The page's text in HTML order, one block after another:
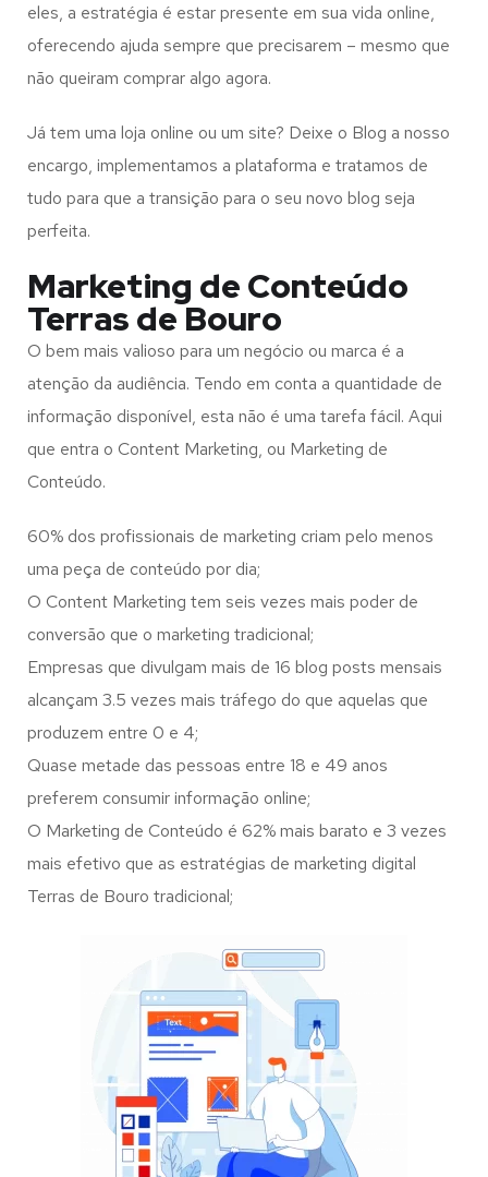
eles, a estratégia é estar presente em sua vida online,
oferecendo ajuda sempre que precisarem – mesmo que
não queiram comprar algo agora.
Já tem uma loja online ou um site? Deixe o Blog a nosso
encargo, implementamos a plataforma e tratamos de
tudo para que a transição para o seu novo blog seja
perfeita.
Marketing de Conteúdo
Terras de Bouro
O bem mais valioso para um negócio ou marca é a
atenção da audiência. Tendo em conta a quantidade de
informação disponível, esta não é uma tarefa fácil. Aqui
que entra o Content Marketing, ou Marketing de
Conteúdo.
60% dos profissionais de marketing criam pelo menos
uma peça de conteúdo por dia;
O Content Marketing tem seis vezes mais poder de
conversão que o marketing tradicional;
Empresas que divulgam mais de 16 blog posts mensais
alcançam 3.5 vezes mais tráfego do que aquelas que
produzem entre 0 e 4;
Quase metade das pessoas entre 18 e 49 anos
preferem consumir informação online;
O Marketing de Conteúdo é 62% mais barato e 3 vezes
mais efetivo que as estratégias de marketing digital
Terras de Bouro tradicional;